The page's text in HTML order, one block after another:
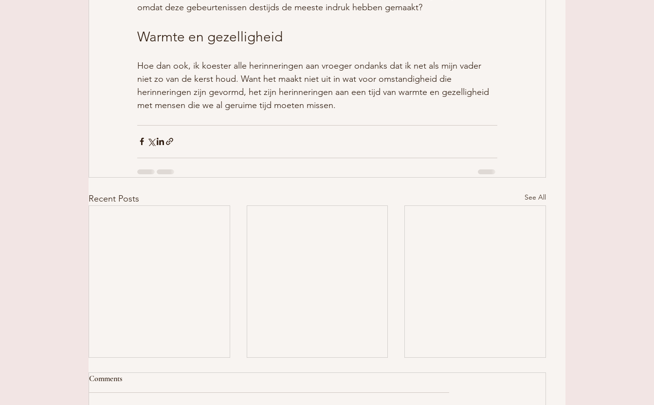
omdat deze gebeurtenissen destijds de meeste indruk hebben gemaakt?
Warmte en gezelligheid
Hoe dan ook, ik koester alle herinneringen aan vroeger ondanks dat ik net als mijn vader
niet zo van de kerst houd. Want het maakt niet uit in wat voor omstandigheid die
herinneringen zijn gevormd, het zijn herinneringen aan een tijd van warmte en gezelligheid
met mensen die we al geruime tijd moeten missen.
Recent Posts See All
Comments